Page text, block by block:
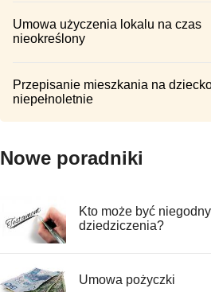
Umowa użyczenia lokalu na czas
nieokreślony
Przepisanie mieszkania na
niepełnoletnie
Nowe poradniki
Kto może być niegodny
dziedziczenia?
Umowa pożyczki